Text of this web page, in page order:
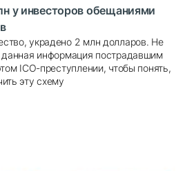
у инвесторов обещаниями
украдено 2 млн долларов. Не
информация пострадавшим
ICO-преступлении, чтобы понять,
эту схему